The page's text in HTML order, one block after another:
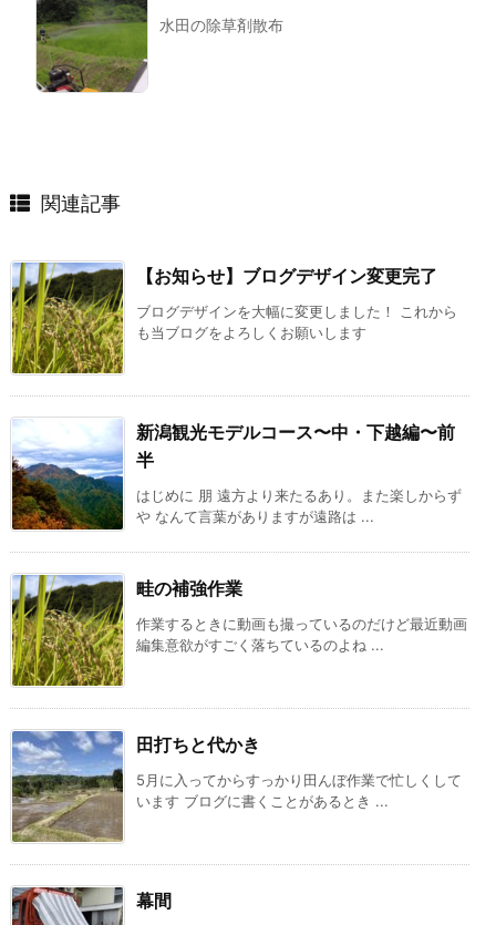
水田の除草剤散布
関連記事
【お知らせ】ブログデザイン変更完了
ブログデザインを大幅に変更しました！ これから
も当ブログをよろしくお願いします
新潟観光モデルコース〜中・下越編〜前
半
はじめに 朋 遠方より来たるあり。また楽しからず
や なんて言葉がありますが遠路は ...
畦の補強作業
作業するときに動画も撮っているのだけど最近動画
編集意欲がすごく落ちているのよね ...
田打ちと代かき
5月に入ってからすっかり田んぼ作業で忙しくして
います ブログに書くことがあるとき ...
幕間